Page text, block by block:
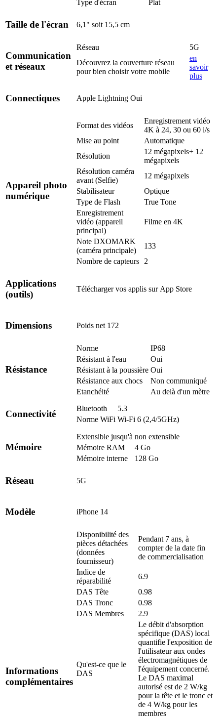
Type d'écran Plat
Taille de l'écran 6,1" soit 15,5 cm
Communication
et réseaux
Réseau
5G
Découvrez la couverture réseau
pour bien choisir votre mobile
en
savoir
plus
Connectiques Apple Lightning Oui
Appareil photo
numérique
Format des vidéos
Enregistrement vidéo
4K à 24, 30 ou 60 i/s
Mise au point
Automatique
Résolution
12 mégapixels+ 12
mégapixels
Résolution caméra
avant (Selfie)
12 mégapixels
Stabilisateur
Optique
Type de Flash
True Tone
Enregistrement
vidéo (appareil
principal)
Filme en 4K
Note DXOMARK
(caméra principale)
133
Nombre de capteurs
2
Applications
(outils)
Télécharger vos applis sur App Store
Dimensions Poids net 172
Résistance
Norme
IP68
Résistant à l'eau
Oui
Résistant à la poussière Oui
Résistance aux chocs
Non communiqué
Etanchéité
Au delà d'un mètre
Connectivité
Bluetooth
5.3
Norme WiFi Wi-Fi 6 (2,4/5GHz)
Mémoire
Extensible jusqu'à non extensible
Mémoire RAM
4 Go
Mémoire interne
128 Go
Réseau 5G
Modèle iPhone 14
Informations
complémentaires
Disponibilité des
pièces détachées
(données
fournisseur)
Pendant 7 ans, à
compter de la date fin
de commercialisation
Indice de
réparabilité
6.9
DAS Tête
0.98
DAS Tronc
0.98
DAS Membres
2.9
Qu'est-ce que le
DAS
Le débit d'absorption
spécifique (DAS) local
quantifie l'exposition de
l'utilisateur aux ondes
électromagnétiques de
l'équipement concerné.
Le DAS maximal
autorisé est de 2 W/kg
pour la tête et le tronc et
de 4 W/kg pour les
membres